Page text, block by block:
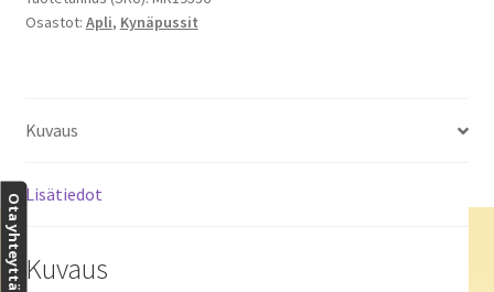
Osastot: Apli, Kynäpussit
Kuvaus
Lisätiedot
Kuvaus
Ota yhteyttä